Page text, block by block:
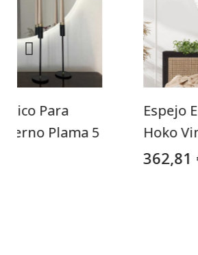
Para
Plama 5
Espejo
Hoko
362,81